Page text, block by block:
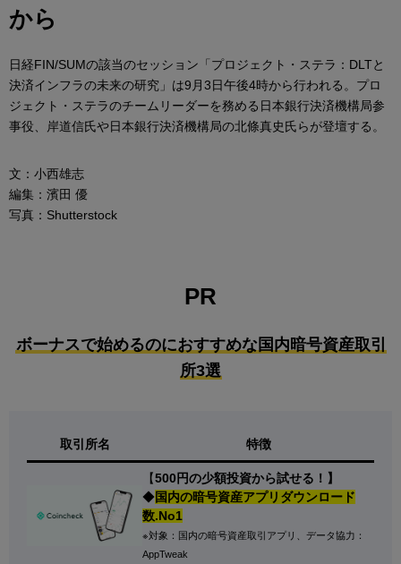
から
日経FIN/SUMの該当のセッション「プロジェクト・ステラ：DLTと
決済インフラの未来の研究」は9月3日午後4時から行われる。プロ
ジェクト・ステラのチームリーダーを務める日本銀行決済機構局参
事役、岸道信氏や日本銀行決済機構局の北條真史氏らが登壇する。
文：小西雄志
編集：濱田 優
写真：Shutterstock
PR
ボーナスで始めるのにおすすめな国内暗号資産取引
所3選
取引所名 特徴
【500円の少額投資から試せる！】
◆国内の暗号資産アプリダウンロード
数.No1
※対象：国内の暗号資産取引アプリ、データ協力：
AppTweak